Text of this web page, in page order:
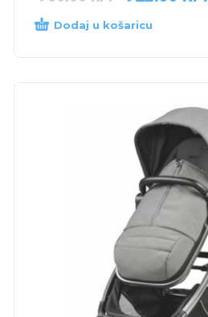
Dodaj u košaricu